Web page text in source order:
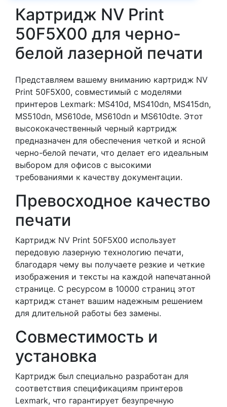
Картридж NV Print
50F5X00 для черно-
белой лазерной печати
Представляем вашему вниманию картридж NV
Print 50F5X00, совместимый с моделями
принтеров Lexmark: MS410d, MS410dn, MS415dn,
MS510dn, MS610de, MS610dn и MS610dte. Этот
высококачественный черный картридж
предназначен для обеспечения четкой и ясной
черно-белой печати, что делает его идеальным
выбором для офисов с высокими
требованиями к качеству документации.
Превосходное качество
печати
Картридж NV Print 50F5X00 использует
передовую лазерную технологию печати,
благодаря чему вы получаете резкие и четкие
изображения и тексты на каждой напечатанной
странице. С ресурсом в 10000 страниц этот
картридж станет вашим надежным решением
для длительной работы без замены.
Совместимость и
установка
Картридж был специально разработан для
соответствия спецификациям принтеров
Lexmark, что гарантирует безупречную